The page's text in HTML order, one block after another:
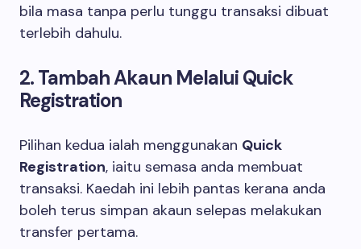
bila masa tanpa perlu tunggu transaksi dibuat
terlebih dahulu.
2. Tambah Akaun Melalui Quick
Registration
Pilihan kedua ialah menggunakan Quick
Registration, iaitu semasa anda membuat
transaksi. Kaedah ini lebih pantas kerana anda
boleh terus simpan akaun selepas melakukan
transfer pertama.